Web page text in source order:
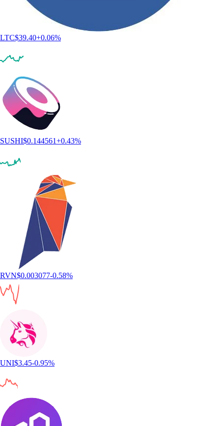
LTC$39.40+0.06%
SUSHI$0.144561+0.43%
RVN$0.003077-0.58%
UNI$3.45-0.95%